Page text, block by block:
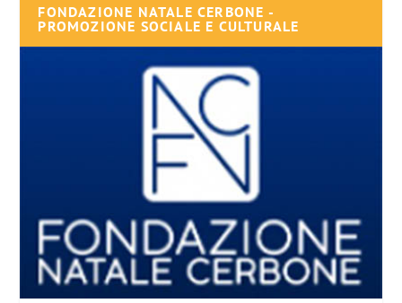
FONDAZIONE NATALE CERBONE -
PROMOZIONE SOCIALE E CULTURALE